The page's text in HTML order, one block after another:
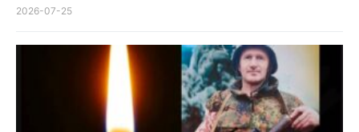
2026-07-25